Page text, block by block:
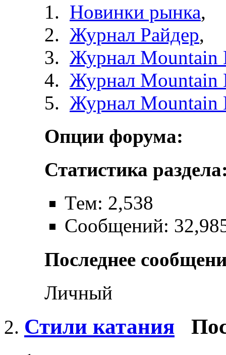
Новинки рынка,
Журнал Райдер,
Журнал Mountain
Журнал Mountain
Журнал Mountain
Опции форума:
Статистика
Тем: 2,538
Сообщений:
Последнее
Личный
Стили катания